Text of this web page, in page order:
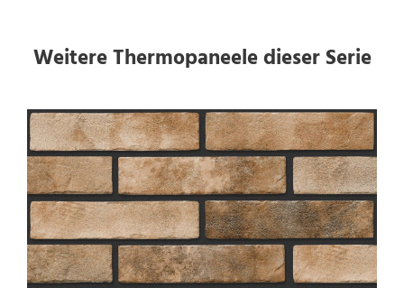
Weitere Thermopaneele dieser Serie